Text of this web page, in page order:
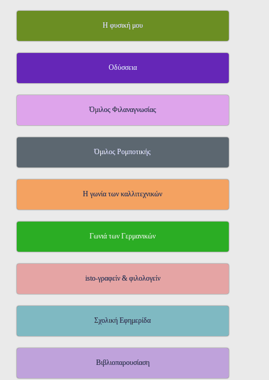
Η φυσική μου
Οδύσσεια
Όμιλος Φιλαναγνωσίας
Όμιλος Ρομποτικής
Η γωνία των καλλιτεχνικών
Γωνιά των Γερμανικών
isto-γραφείν & φιλολογείν
Σχολική Εφημερίδα
Βιβλιοπαρουσίαση